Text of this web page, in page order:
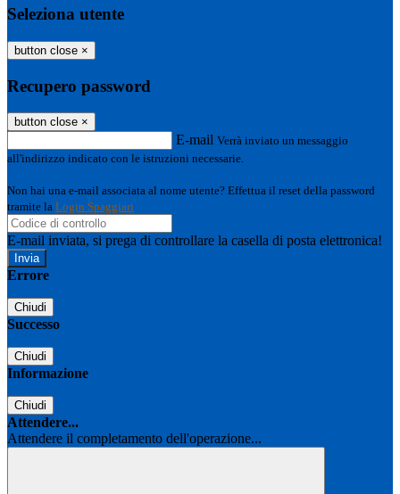
Seleziona utente
button close ×
Recupero password
button close ×
E-mail Verrà inviato un messaggio
all'indirizzo indicato con le istruzioni necessarie.
Non hai una e-mail associata al nome utente? Effettua il reset della password
tramite la Login Spaggiari
E-mail inviata, si prega di controllare la casella di posta elettronica!
Errore
Chiudi
Successo
Chiudi
Informazione
Chiudi
Attendere...
Attendere il completamento dell'operazione...